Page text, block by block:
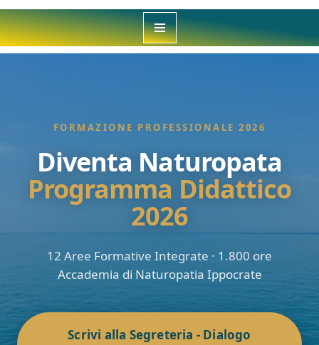
contenuto
FORMAZIONE PROFESSIONALE 2026
Diventa Naturopata
Programma Didattico
2026
12 Aree Formative Integrate · 1.800 ore
Accademia di Naturopatia Ippocrate
Scrivi alla Segreteria - Dialogo